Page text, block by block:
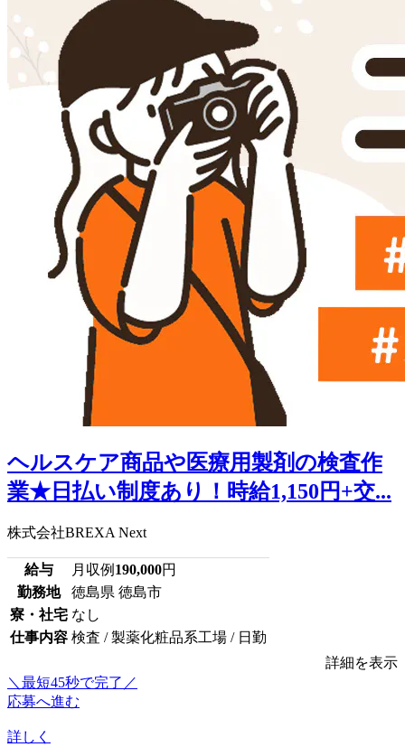
ヘルスケア商品や医療用製剤の検査作
業★日払い制度あり！時給1,150円+交...
株式会社BREXA Next
給与 月収例 190,000円
勤務地
徳島県 徳島市
寮・社宅 なし
仕事内容 検査 / 製薬化粧品系工場 / 日勤
詳細を表示
＼最短45秒で完了／
応募へ進む
詳しく